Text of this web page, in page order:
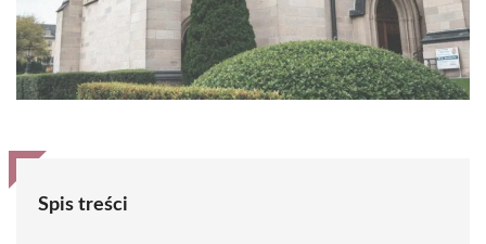
Spis treści